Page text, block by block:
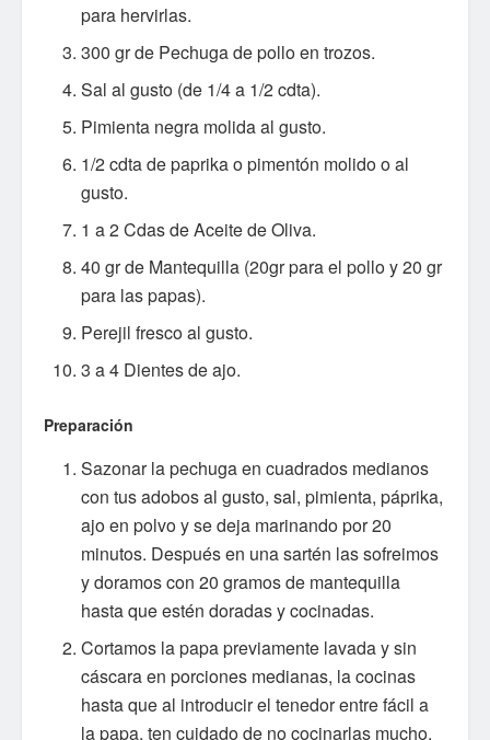
para hervirlas.
300 gr de Pechuga de pollo en trozos.
Sal al gusto (de 1/4 a 1/2 cdta).
Pimienta negra molida al gusto.
1/2 cdta de paprika o pimentón molido o al
gusto.
1 a 2 Cdas de Aceite de Oliva.
40 gr de Mantequilla (20gr para el pollo y 20 gr
para las papas).
Perejil fresco al gusto.
3 a 4 Dientes de ajo.
Preparación
Sazonar la pechuga en cuadrados medianos
con tus adobos al gusto, sal, pimienta, páprika,
ajo en polvo y se deja marinando por 20
minutos. Después en una sartén las sofreimos
y doramos con 20 gramos de mantequilla
hasta que estén doradas y cocinadas.
Cortamos la papa previamente lavada y sin
cáscara en porciones medianas, la cocinas
hasta que al introducir el tenedor entre fácil a
la papa, ten cuidado de no cocinarlas mucho,